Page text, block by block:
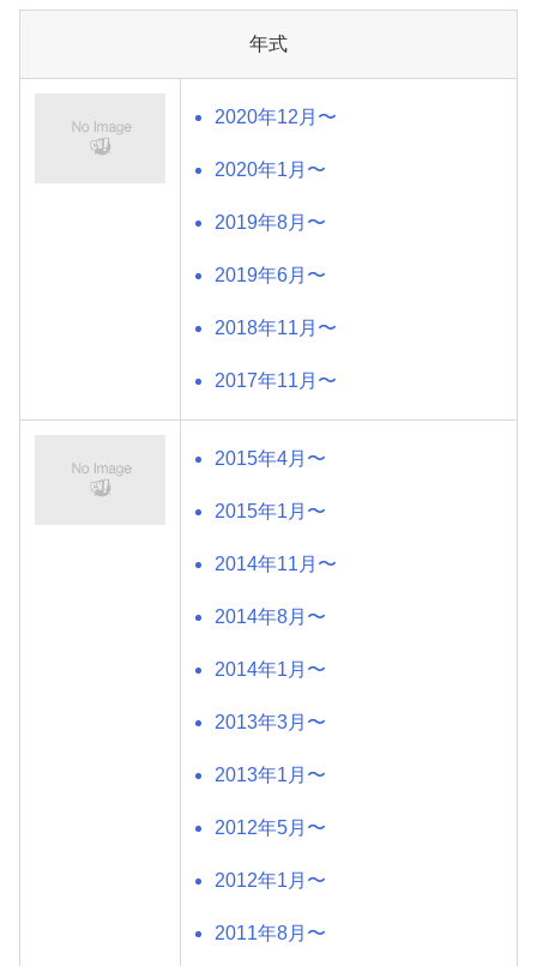
年式
2020年12月〜
2020年1月〜
2019年8月〜
2019年6月〜
2018年11月〜
2017年11月〜
2015年4月〜
2015年1月〜
2014年11月〜
2014年8月〜
2014年1月〜
2013年3月〜
2013年1月〜
2012年5月〜
2012年1月〜
2011年8月〜